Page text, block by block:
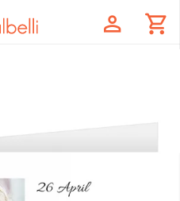
profile shopping_cart